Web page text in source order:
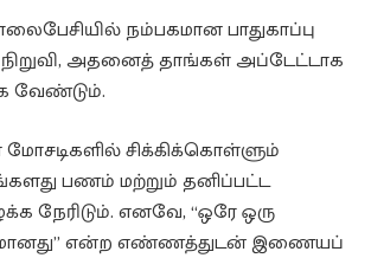
நம்பகமான பாதுகாப்பு
அதனைத் தாங்கள் அப்டேட்டாக
வேண்டும்.
சிக்கிக்கொள்ளும்
பணம் மற்றும் தனிப்பட்ட
நேரிடும். எனவே, “ஒரே ஒரு
என்ற எண்ணத்துடன் இணையப்